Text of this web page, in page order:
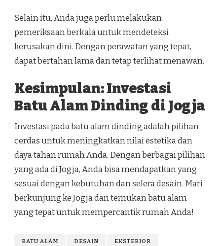
Selain itu, Anda juga perlu melakukan
pemeriksaan berkala untuk mendeteksi
kerusakan dini. Dengan perawatan yang tepat,
dapat bertahan lama dan tetap terlihat menawan.
Kesimpulan: Investasi
Batu Alam Dinding di Jogja
Investasi pada batu alam dinding adalah pilihan
cerdas untuk meningkatkan nilai estetika dan
daya tahan rumah Anda. Dengan berbagai pilihan
yang ada di Jogja, Anda bisa mendapatkan yang
sesuai dengan kebutuhan dan selera desain. Mari
berkunjung ke Jogja dan temukan batu alam
yang tepat untuk mempercantik rumah Anda!
BATU ALAM DESAIN EKSTERIOR